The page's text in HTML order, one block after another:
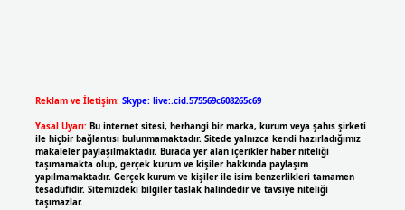
Reklam ve İletişim: Skype: live:.cid.575569c608265c69
Yasal Uyarı: Bu internet sitesi, herhangi bir marka, kurum veya şahıs şirketi
ile hiçbir bağlantısı bulunmamaktadır. Sitede yalnızca kendi hazırladığımız
makaleler paylaşılmaktadır. Burada yer alan içerikler haber niteliği
taşımamakta olup, gerçek kurum ve kişiler hakkında paylaşım
yapılmamaktadır. Gerçek kurum ve kişiler ile isim benzerlikleri tamamen
tesadüfidir. Sitemizdeki bilgiler taslak halindedir ve tavsiye niteliği
taşımazlar.